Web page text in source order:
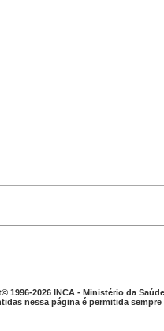
1996-2026 INCA - Ministério da Saúde
nessa página é permitida